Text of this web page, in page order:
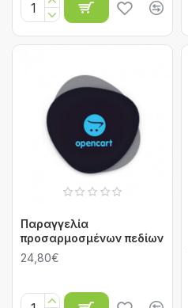
Παραγγελία
προσαρμοσμένων πεδίων
24,80€